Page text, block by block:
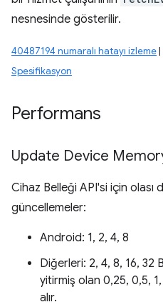
nesnesinde gösterilir.
40487194 numaralı hatayı izleme|
Spesifikasyon
Performans
Update Device Memory
Cihaz Belleği API'si için olası
güncellemeler:
Android: 1, 2, 4, 8
Diğerleri: 2, 4, 8, 16, 32
yitirmiş olan 0,25, 0,5,
alır.